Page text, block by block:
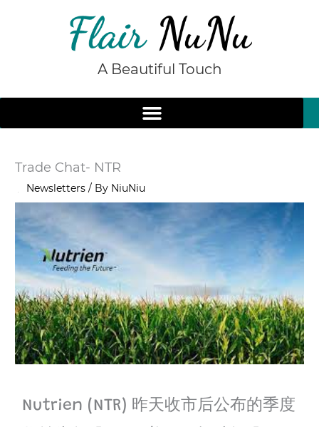
A Beautiful Touch
Trade Chat- NTR
Newsletters / By NiuNiu
Nutrien (NTR) 昨天收市后公布的季度